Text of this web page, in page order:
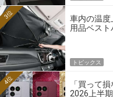
車内の温度
用品ベスト
3位
トピックス
「買って
2026上半期
4位